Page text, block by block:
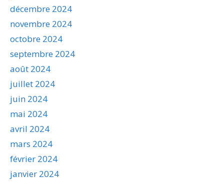
décembre 2024
novembre 2024
octobre 2024
septembre 2024
août 2024
juillet 2024
juin 2024
mai 2024
avril 2024
mars 2024
février 2024
janvier 2024